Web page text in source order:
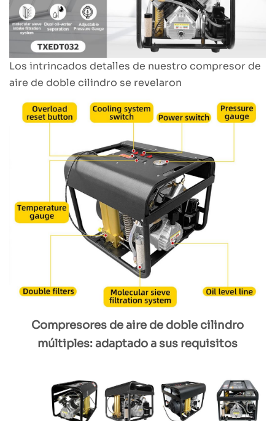
Los intrincados detalles de nuestro compresor de
aire de doble cilindro se revelaron
Compresores de aire de doble cilindro
múltiples: adaptado a sus requisitos